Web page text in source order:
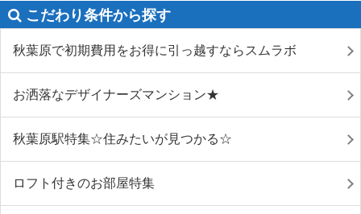
こだわり条件から探す
秋葉原で初期費用をお得に引っ越すならスムラボ
お洒落なデザイナーズマンション★
秋葉原駅特集☆住みたいが見つかる☆
ロフト付きのお部屋特集